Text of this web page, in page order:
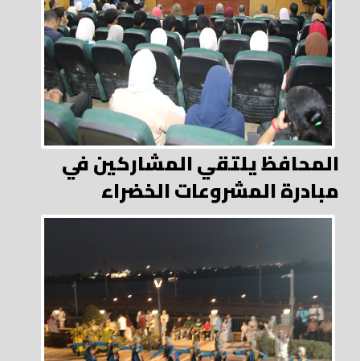
المحافظ يلتقي المشاركين في
مبادرة المشروعات الخضراء